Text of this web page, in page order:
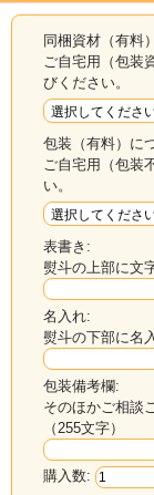
同梱資材（有料
ご自宅用（包装
びください。
包装（有料）に
ご自宅用（包装
い。
表書き:
熨斗の上部に文
名入れ:
熨斗の下部に名
包装備考欄:
そのほかご相談
（255文字）
購入数: